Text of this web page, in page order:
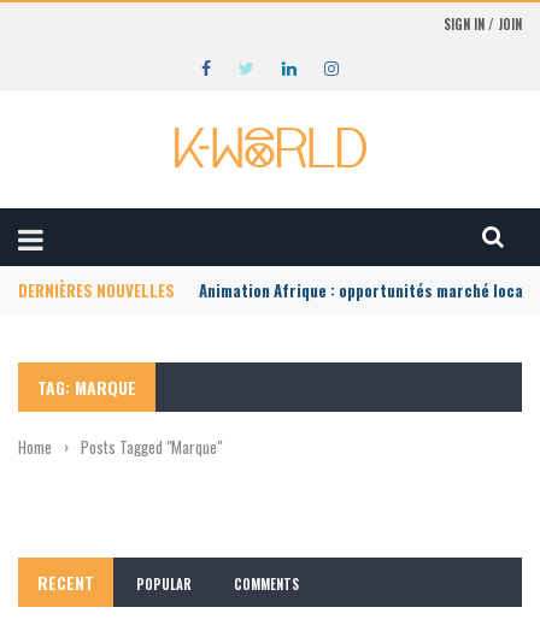
SIGN IN / JOIN
DERNIÈRES NOUVELLES Animation Afrique : opportunités marché local
TAG: MARQUE
Home › Posts Tagged "Marque"
RECENT POPULAR COMMENTS